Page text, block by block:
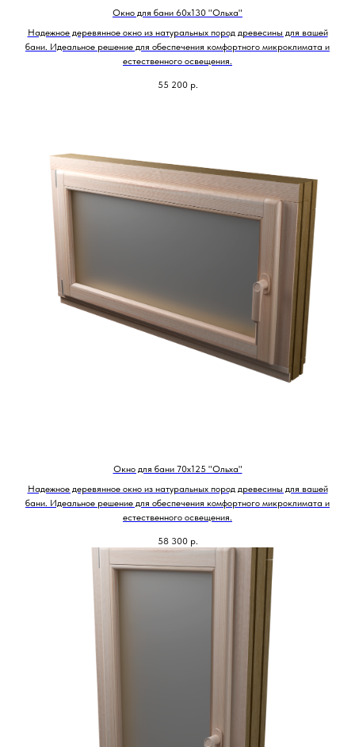
Окно для бани 60х130 "Ольха"
Надежное деревянное окно из натуральных пород древесины для вашей
бани. Идеальное решение для обеспечения комфортного микроклимата и
естественного освещения.
55 200 р.
Окно для бани 70х125 "Ольха"
Надежное деревянное окно из натуральных пород древесины для вашей
бани. Идеальное решение для обеспечения комфортного микроклимата и
естественного освещения.
58 300 р.